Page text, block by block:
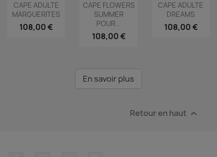
CAPE ADULTE
MARGUERITES
108,00 €
CAPE FLOWERS
SUMMER
POUR...
108,00 €
CAPE ADULTE
DREAMS
108,00 €
En savoir plus
Retour en haut 